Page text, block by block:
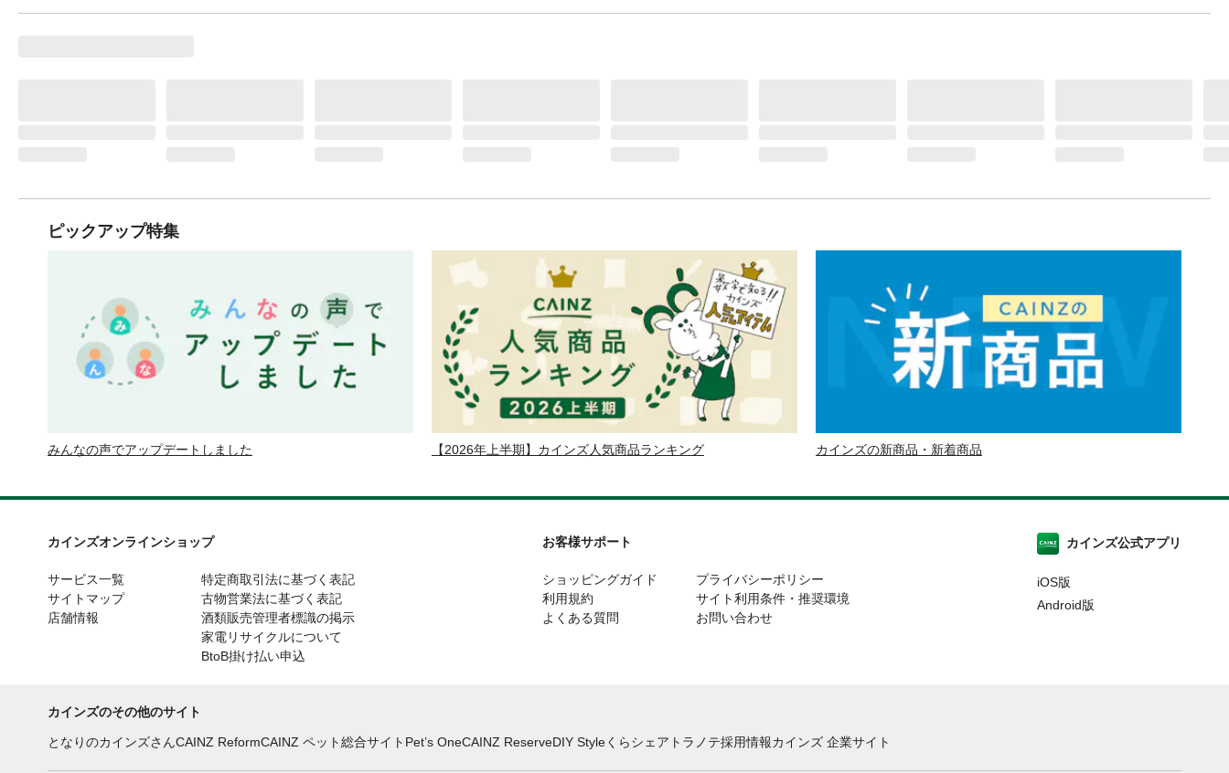
ピックアップ特集
みんなの声でアップデートしました 【2026年上半期】カインズ人気商品ランキング カインズの新商品・新着商品
カインズオンラインショップ
サービス一覧
サイトマップ
店舗情報
特定商取引法に基づく表記
古物営業法に基づく表記
酒類販売管理者標識の掲示
家電リサイクルについて
BtoB掛け払い申込
お客様サポート
ショッピングガイド
利用規約
よくある質問
プライバシーポリシー
サイト利用条件・推奨環境
お問い合わせ
カインズ公式アプリ
iOS版
Android版
カインズのその他のサイト
となりのカインズさんCAINZ ReformCAINZ ペット総合サイト Pet’s OneCAINZ ReserveDIY Styleくらシェア トラノテ採用情報カインズ 企業サイト